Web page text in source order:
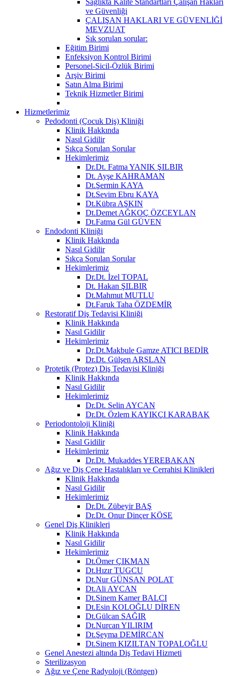
ve Güvenliği
ÇALIŞAN HAKLARI VE GÜVENLİĞİ
MEVZUAT
Sık sorulan sorular:
Eğitim Birimi
Enfeksiyon Kontrol Birimi
Personel-Sicil-Özlük Birimi
Arşiv Birimi
Satın Alma Birimi
Teknik Hizmetler Birimi
Hizmetlerimiz
Pedodonti (Çocuk Diş) Kliniği
Klinik Hakkında
Nasıl Gidilir
Sıkça Sorulan Sorular
Hekimlerimiz
Dr.Dt. Fatma YANIK ŞILBIR
Dt. Ayşe KAHRAMAN
Dt.Şermin KAYA
Dt.Sevim Ebru KAYA
Dt.Kübra AŞKIN
Dt.Demet AĞKOÇ ÖZCEYLAN
Dt.Fatma Gül GÜVEN
Endodonti Kliniği
Klinik Hakkında
Nasıl Gidilir
Sıkça Sorulan Sorular
Hekimlerimiz
Dr.Dt. İzel TOPAL
Dt. Hakan ŞILBIR
Dt.Mahmut MUTLU
Dt.Faruk Taha ÖZDEMİR
Restoratif Diş Tedavisi Kliniği
Klinik Hakkında
Nasıl Gidilir
Hekimlerimiz
Dr.Dt.Makbule Gamze ATICI BEDİR
Dr.Dt. Gülşen ARSLAN
Protetik (Protez) Diş Tedavisi Kliniği
Klinik Hakkında
Nasıl Gidilir
Hekimlerimiz
Dr.Dt. Selin AYCAN
Dr.Dt. Özlem KAYIKÇI KARABAK
Periodontoloji Kliniği
Klinik Hakkında
Nasıl Gidilir
Hekimlerimiz
Dr.Dt. Mukaddes YEREBAKAN
Ağız ve Diş Çene Hastalıkları ve Cerrahisi Klinikleri
Klinik Hakkında
Nasıl Gidilir
Hekimlerimiz
Dr.Dt. Zübeyir BAŞ
Dr.Dt. Onur Dinçer KÖSE
Genel Diş Klinikleri
Klinik Hakkında
Nasıl Gidilir
Hekimlerimiz
Dt.Ömer ÇIKMAN
Dt.Hızır TUGCU
Dt.Nur GÜNSAN POLAT
Dt.Ali AYCAN
Dt.Sinem Kamer BALCI
Dt.Esin KOLOĞLU DİREN
Dt.Gülcan SAĞIR
Dt.Nurcan YILIRIM
Dt.Şeyma DEMİRCAN
Dt.Sinem KIZILTAN TOPALOĞLU
Genel Anestezi altında Diş Tedavi Hizmeti
Sterilizasyon
Ağız ve Çene Radyoloji (Röntgen)